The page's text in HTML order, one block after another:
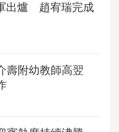
出爐 趙宥瑞完成
附幼教師高翌